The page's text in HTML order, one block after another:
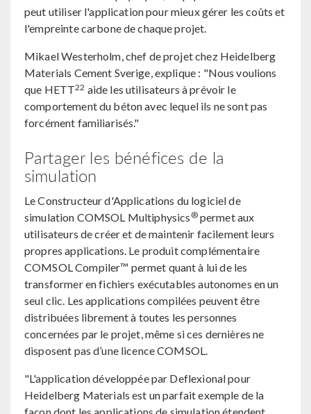
peut utiliser l'application pour mieux gérer les coûts et
l'empreinte carbone de chaque projet.
Mikael Westerholm, chef de projet chez Heidelberg
Materials Cement Sverige, explique : "Nous voulions
que HETT22 aide les utilisateurs à prévoir le
comportement du béton avec lequel ils ne sont pas
forcément familiarisés."
Partager les bénéfices de la
simulation
Le Constructeur d'Applications du logiciel de
simulation COMSOL Multiphysics ®permet aux
utilisateurs de créer et de maintenir facilement leurs
propres applications. Le produit complémentaire
COMSOL Compiler™ permet quant à lui de les
transformer en fichiers exécutables autonomes en un
seul clic. Les applications compilées peuvent être
distribuées librement à toutes les personnes
concernées par le projet, même si ces dernières ne
disposent pas d’une licence COMSOL.
"L'application développée par Deflexional pour
Heidelberg Materials est un parfait exemple de la
façon dont les applications de simulation étendent